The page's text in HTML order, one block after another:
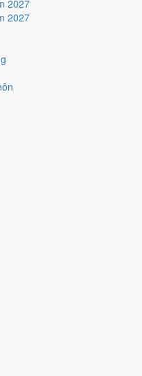
2027
2027
với điểm trung bình
trong ngày:
vững chắc) nhưng gặp Sao
chính
ngày.